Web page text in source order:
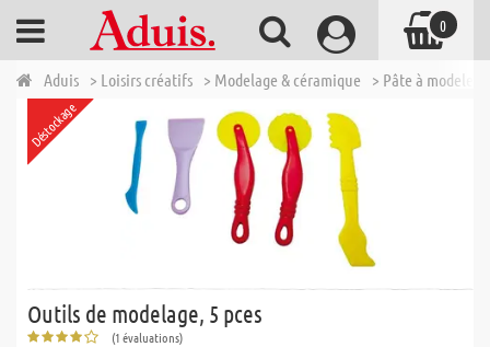
Aduis > Loisirs créatifs > Modelage & céramique > Pâte à modeler
Déstockage
Outils de modelage, 5 pces
(1 évaluations)
0